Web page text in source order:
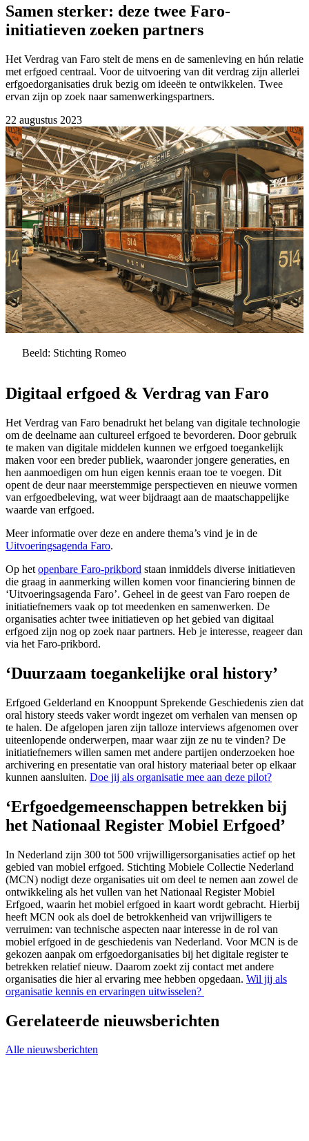
Samen sterker: deze twee Faro-
initiatieven zoeken partners
Het Verdrag van Faro stelt de mens en de samenleving en hún relatie
met erfgoed centraal. Voor de uitvoering van dit verdrag zijn allerlei
erfgoedorganisaties druk bezig om ideeën te ontwikkelen. Twee
ervan zijn op zoek naar samenwerkingspartners.
22 augustus 2023
Beeld: Stichting Romeo
Digitaal erfgoed & Verdrag van Faro
Het Verdrag van Faro benadrukt het belang van digitale technologie
om de deelname aan cultureel erfgoed te bevorderen. Door gebruik
te maken van digitale middelen kunnen we erfgoed toegankelijk
maken voor een breder publiek, waaronder jongere generaties, en
hen aanmoedigen om hun eigen kennis eraan toe te voegen. Dit
opent de deur naar meerstemmige perspectieven en nieuwe vormen
van erfgoedbeleving, wat weer bijdraagt aan de maatschappelijke
waarde van erfgoed.
Meer informatie over deze en andere thema’s vind je in de
Uitvoeringsagenda Faro.
Op het openbare Faro-prikbord staan inmiddels diverse initiatieven
die graag in aanmerking willen komen voor financiering binnen de
‘Uitvoeringsagenda Faro’. Geheel in de geest van Faro roepen de
initiatiefnemers vaak op tot meedenken en samenwerken. De
organisaties achter twee initiatieven op het gebied van digitaal
erfgoed zijn nog op zoek naar partners. Heb je interesse, reageer dan
via het Faro-prikbord.
‘Duurzaam toegankelijke oral history’
Erfgoed Gelderland en Knooppunt Sprekende Geschiedenis zien dat
oral history steeds vaker wordt ingezet om verhalen van mensen op
te halen. De afgelopen jaren zijn talloze interviews afgenomen over
uiteenlopende onderwerpen, maar waar zijn ze nu te vinden? De
initiatiefnemers willen samen met andere partijen onderzoeken hoe
archivering en presentatie van oral history materiaal beter op elkaar
kunnen aansluiten. Doe jij als organisatie mee aan deze pilot?
‘Erfgoedgemeenschappen betrekken bij
het Nationaal Register Mobiel Erfgoed’
In Nederland zijn 300 tot 500 vrijwilligersorganisaties actief op het
gebied van mobiel erfgoed. Stichting Mobiele Collectie Nederland
(MCN) nodigt deze organisaties uit om deel te nemen aan zowel de
ontwikkeling als het vullen van het Nationaal Register Mobiel
Erfgoed, waarin het mobiel erfgoed in kaart wordt gebracht. Hierbij
heeft MCN ook als doel de betrokkenheid van vrijwilligers te
verruimen: van technische aspecten naar interesse in de rol van
mobiel erfgoed in de geschiedenis van Nederland. Voor MCN is de
gekozen aanpak om erfgoedorganisaties bij het digitale register te
betrekken relatief nieuw. Daarom zoekt zij contact met andere
organisaties die hier al ervaring mee hebben opgedaan. Wil jij als
organisatie kennis en ervaringen uitwisselen?
Gerelateerde nieuwsberichten
Alle nieuwsberichten